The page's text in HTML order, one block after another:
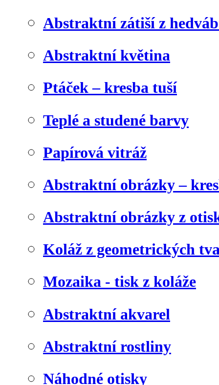
Abstraktní zátiší z
Abstraktní květina
Ptáček – kresba tuší
Teplé a studené barvy
Papírová vitráž
Abstraktní obrázky –
Abstraktní obrázky z
Koláž z geometrických
Mozaika - tisk z koláže
Abstraktní akvarel
Abstraktní rostliny
Náhodné otisky